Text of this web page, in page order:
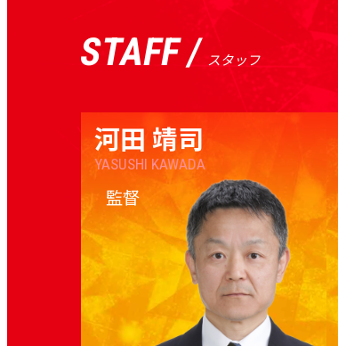
STAFF /スタッフ
河田 靖司
YASUSHI KAWADA
監督